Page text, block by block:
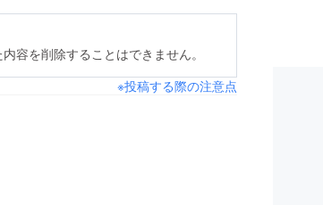
容を削除することはできません。
※投稿する際の注意点